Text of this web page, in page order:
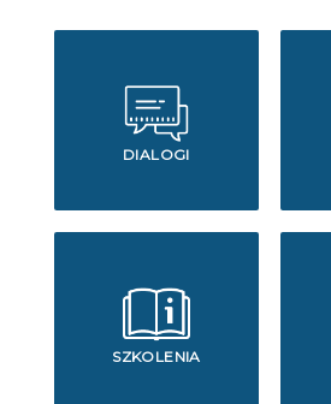
DIALOGI
SZKOLENIA